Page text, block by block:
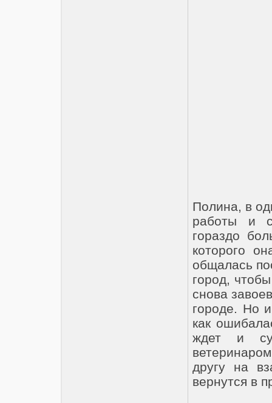
Полина, в
работы и
гораздо
которого
общалась
город,
снова
городе. Но
как
ждет и
другу на
вернутся в